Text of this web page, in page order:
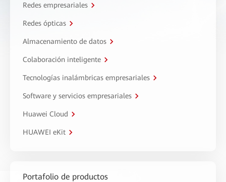
Redes empresariales
Redes ópticas
Almacenamiento de datos
Colaboración inteligente
Tecnologías inalámbricas empresariales
Software y servicios empresariales
Huawei Cloud
HUAWEI eKit
Portafolio de productos